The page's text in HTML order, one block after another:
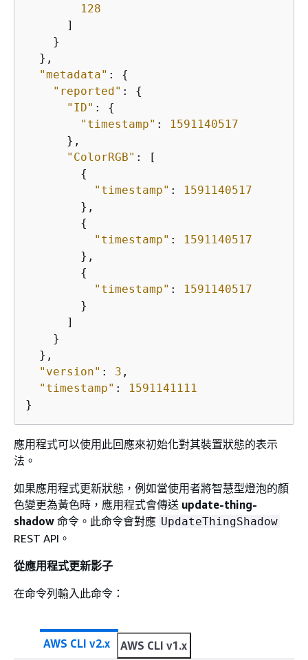
128
      ]
    }
  },
"metadata" : {
"reported" : {
"ID" : {
"timestamp" :
1591140517
      },
"ColorRGB" : [
{
"timestamp" :
1591140517
        },
{
"timestamp" :
1591140517
        },
{
"timestamp" :
1591140517
        }
      ]
    }
  },
"version" : 3 ,
"timestamp" :
1591141111
}
應用程式可以使用此回應來初始化對其裝置狀態的表示
法。
如果應用程式更新狀態，例如當使用者將智慧型燈泡的顏
色變更為黃色時，應用程式會傳送 update-thing-
shadow 命令。此命令會對應 UpdateThingShadow
REST API。
從應用程式更新影子
在命令列輸入此命令：
AWS CLI v2.x AWS CLI v1.x